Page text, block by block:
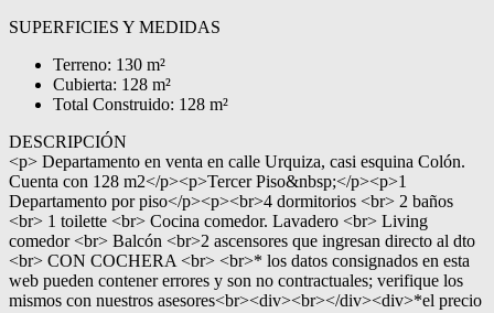
SUPERFICIES Y MEDIDAS
Terreno: 130 m²
Cubierta: 128 m²
Total Construido: 128 m²
DESCRIPCIÓN
<p> Departamento en venta en calle Urquiza, casi esquina Colón.
Cuenta con 128 m2</p><p>Tercer Piso&nbsp;</p><p>1
Departamento por piso</p><p><br>4 dormitorios <br> 2 baños
<br> 1 toilette <br> Cocina comedor. Lavadero <br> Living
comedor <br> Balcón <br>2 ascensores que ingresan directo al dto
<br> CON COCHERA <br> <br>* los datos consignados en esta
web pueden contener errores y son no contractuales; verifique los
mismos con nuestros asesores<br><div><br></div><div>*el precio